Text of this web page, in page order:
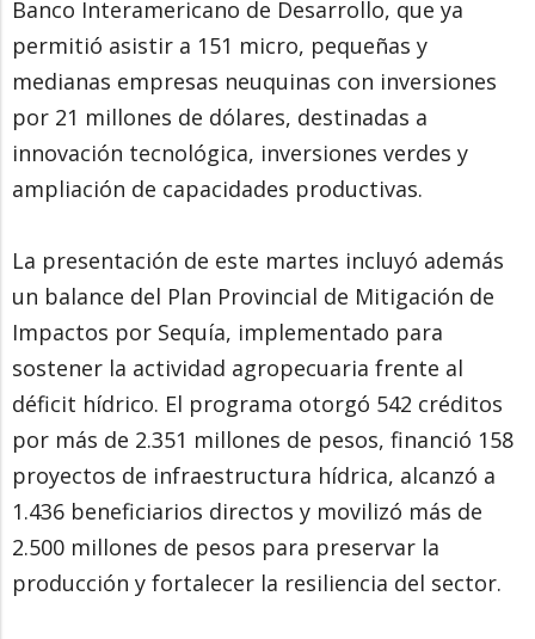
Banco Interamericano de Desarrollo, que ya
permitió asistir a 151 micro, pequeñas y
medianas empresas neuquinas con inversiones
por 21 millones de dólares, destinadas a
innovación tecnológica, inversiones verdes y
ampliación de capacidades productivas.
La presentación de este martes incluyó además
un balance del Plan Provincial de Mitigación de
Impactos por Sequía, implementado para
sostener la actividad agropecuaria frente al
déficit hídrico. El programa otorgó 542 créditos
por más de 2.351 millones de pesos, financió 158
proyectos de infraestructura hídrica, alcanzó a
1.436 beneficiarios directos y movilizó más de
2.500 millones de pesos para preservar la
producción y fortalecer la resiliencia del sector.